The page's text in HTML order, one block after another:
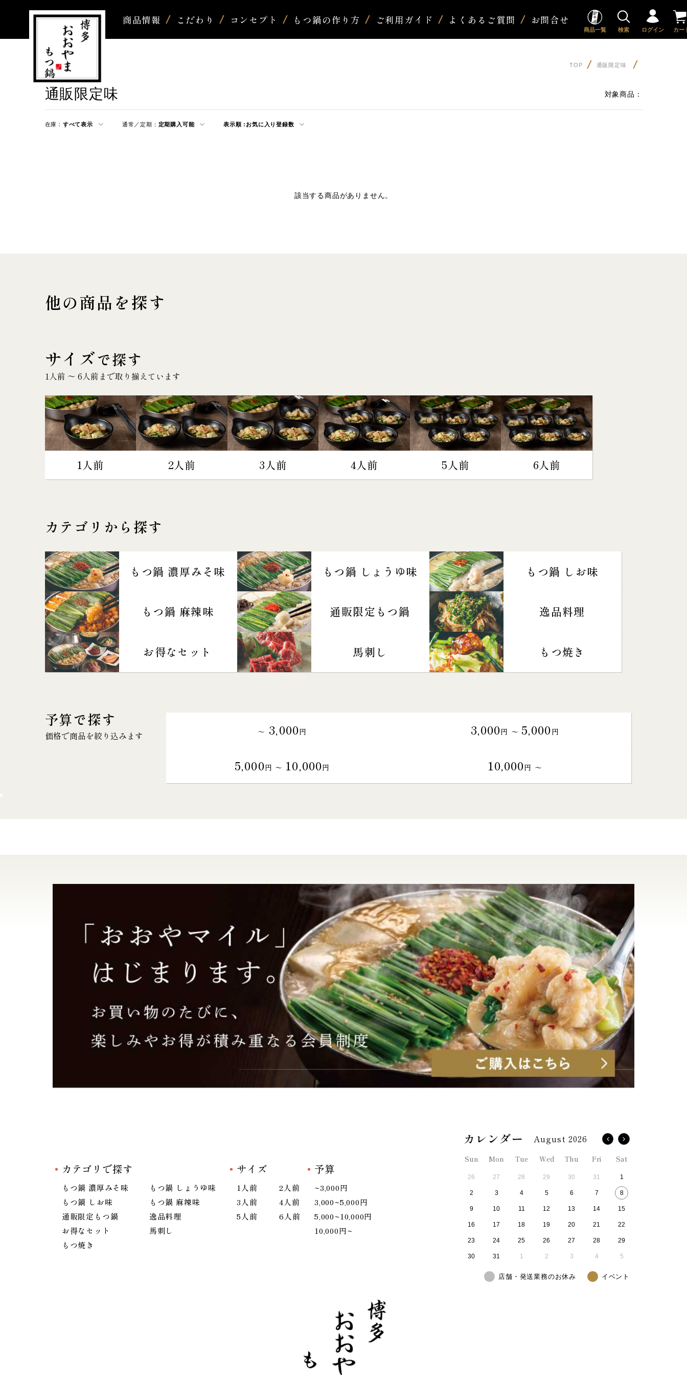
商品情報 こだわり コンセプト もつ鍋の作り方 ご利用ガイド よくあるご質問 お問合せ
商品一覧 検索 ログイン カー
TOP 通販限定味
通販限定味 対象商品：
在庫： すべて表示 通常／定期： 定期購入可能 表示順 : お気に入り登録数
該当する商品がありません。
他の商品を探す
サイズで探す
1人前 〜 6人前まで取り揃えています
1人前 2人前 3人前 4人前 5人前 6人前
カテゴリから探す
もつ鍋 濃厚みそ味 もつ鍋 しょうゆ味 もつ鍋 しお味
もつ鍋 麻辣味 通販限定もつ鍋 逸品料理
お得なセット 馬刺し もつ焼き
予算で探す
価格で商品を絞り込みます ～ 3,000円 3,000円 〜 5,000円
5,000円 〜 10,000円 10,000円 〜
カテゴリで探す
もつ鍋 濃厚みそ味
もつ鍋 しょうゆ味
もつ鍋 しお味
もつ鍋 麻辣味
通販限定もつ鍋
逸品料理
お得なセット
馬刺し
もつ焼き
サイズ
1人前
2人前
3人前
4人前
5人前
6人前
予算
~3,000円
3,000~5,000円
5,000~10,000円
10,000円~
August 2026
Sun Mon Tue Wed Thu Fri Sat
26 27 28 29 30 31 1
2 3 4 5 6 7 8
9 10 11 12 13 14 15
16 17 18 19 20 21 22
23 24 25 26 27 28 29
30 31 1 2 3 4 5
店舗・発送業務のお休み イベント